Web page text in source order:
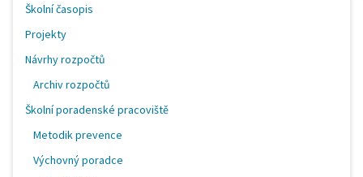
Školní časopis
Projekty
Návrhy rozpočtů
Archiv rozpočtů
Školní poradenské pracoviště
Metodik prevence
Výchovný poradce